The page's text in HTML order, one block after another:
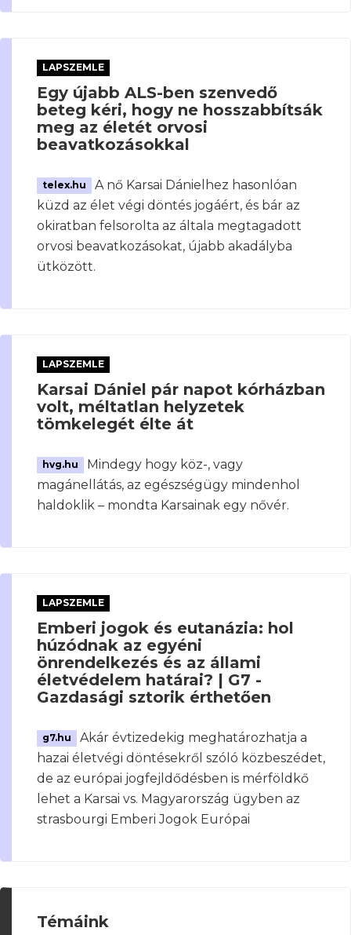
LAPSZEMLE
Egy újabb ALS-ben szenvedő
beteg kéri, hogy ne hosszabbítsák
meg az életét orvosi
beavatkozásokkal
telex.hu
A nő Karsai Dánielhez hasonlóan
küzd az élet végi döntés jogáért, és bár az
okiratban felsorolta az általa megtagadott
orvosi beavatkozásokat, újabb akadályba
ütközött.
LAPSZEMLE
Karsai Dániel pár napot kórházban
volt, méltatlan helyzetek
tömkelegét élte át
hvg.hu
Mindegy hogy köz-, vagy
magánellátás, az egészségügy mindenhol
haldoklik – mondta Karsainak egy nővér.
LAPSZEMLE
Emberi jogok és eutanázia: hol
húzódnak az egyéni
önrendelkezés és az állami
életvédelem határai? | G7 -
Gazdasági sztorik érthetően
g7.hu
Akár évtizedekig meghatározhatja a
hazai életvégi döntésekről szóló közbeszédet,
de az európai jogfejldődésben is mérföldkő
lehet a Karsai vs. Magyarország ügyben az
strasbourgi Emberi Jogok Európai
Témáink